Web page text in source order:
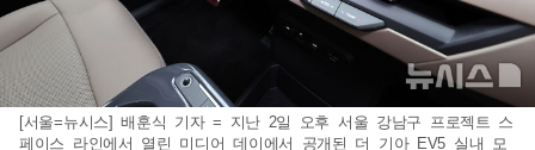
[서울=뉴시스] 배훈식 기자 = 지난 2일 오후 서울 강남구 프로젝트 스
페이스 라인에서 열린 미디어 데이에서 공개된 더 기아 EV5 실내 모